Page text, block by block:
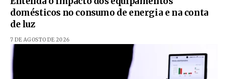
domésticos no consumo de energia e na conta
de luz
7 DE AGOSTO DE 2026